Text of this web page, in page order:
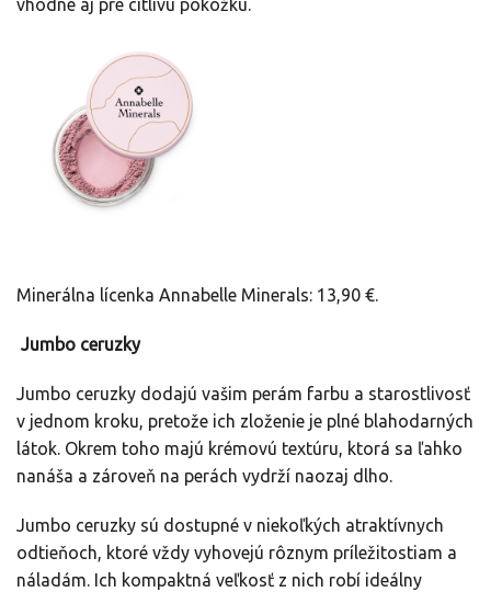
vhodné aj pre citlivú pokožku.
Minerálna lícenka Annabelle Minerals: 13,90 €.
Jumbo ceruzky
Jumbo ceruzky dodajú vašim perám farbu a starostlivosť
v jednom kroku, pretože ich zloženie je plné blahodarných
látok. Okrem toho majú krémovú textúru, ktorá sa ľahko
nanáša a zároveň na perách vydrží naozaj dlho.
Jumbo ceruzky sú dostupné v niekoľkých atraktívnych
odtieňoch, ktoré vždy vyhovejú rôznym príležitostiam a
náladám. Ich kompaktná veľkosť z nich robí ideálny